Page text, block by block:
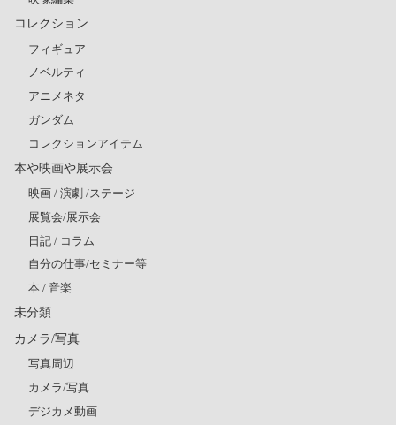
コレクション
フィギュア
ノベルティ
アニメネタ
ガンダム
コレクションアイテム
本や映画や展示会
映画 / 演劇 /ステージ
展覧会/展示会
日記 / コラム
自分の仕事/セミナー等
本 / 音楽
未分類
カメラ/写真
写真周辺
カメラ/写真
デジカメ動画